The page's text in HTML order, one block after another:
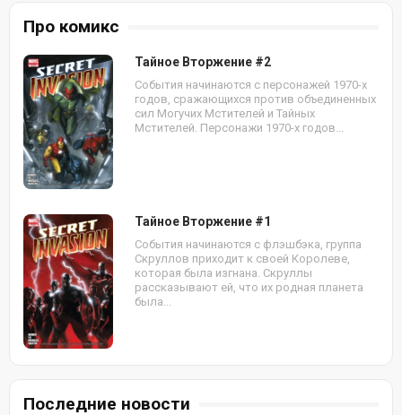
Про комикс
Тайное Вторжение #2
События начинаются с персонажей 1970-х
годов, сражающихся против объединенных
сил Могучих Мстителей и Тайных
Мстителей. Персонажи 1970-х годов...
Тайное Вторжение #1
События начинаются с флэшбэка, группа
Скруллов приходит к своей Королеве,
которая была изгнана. Скруллы
рассказывают ей, что их родная планета
была...
Последние новости